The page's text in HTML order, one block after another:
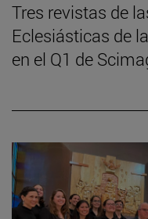
Tres revistas de
Eclesiásticas de
en el Q1 de